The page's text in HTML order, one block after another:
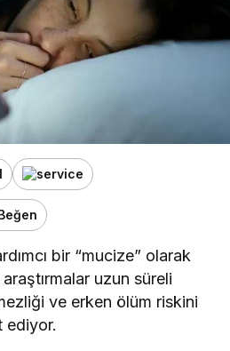
bir “mucize” olarak
araştırmalar uzun süreli
ve erken ölüm riskini
ediyor.